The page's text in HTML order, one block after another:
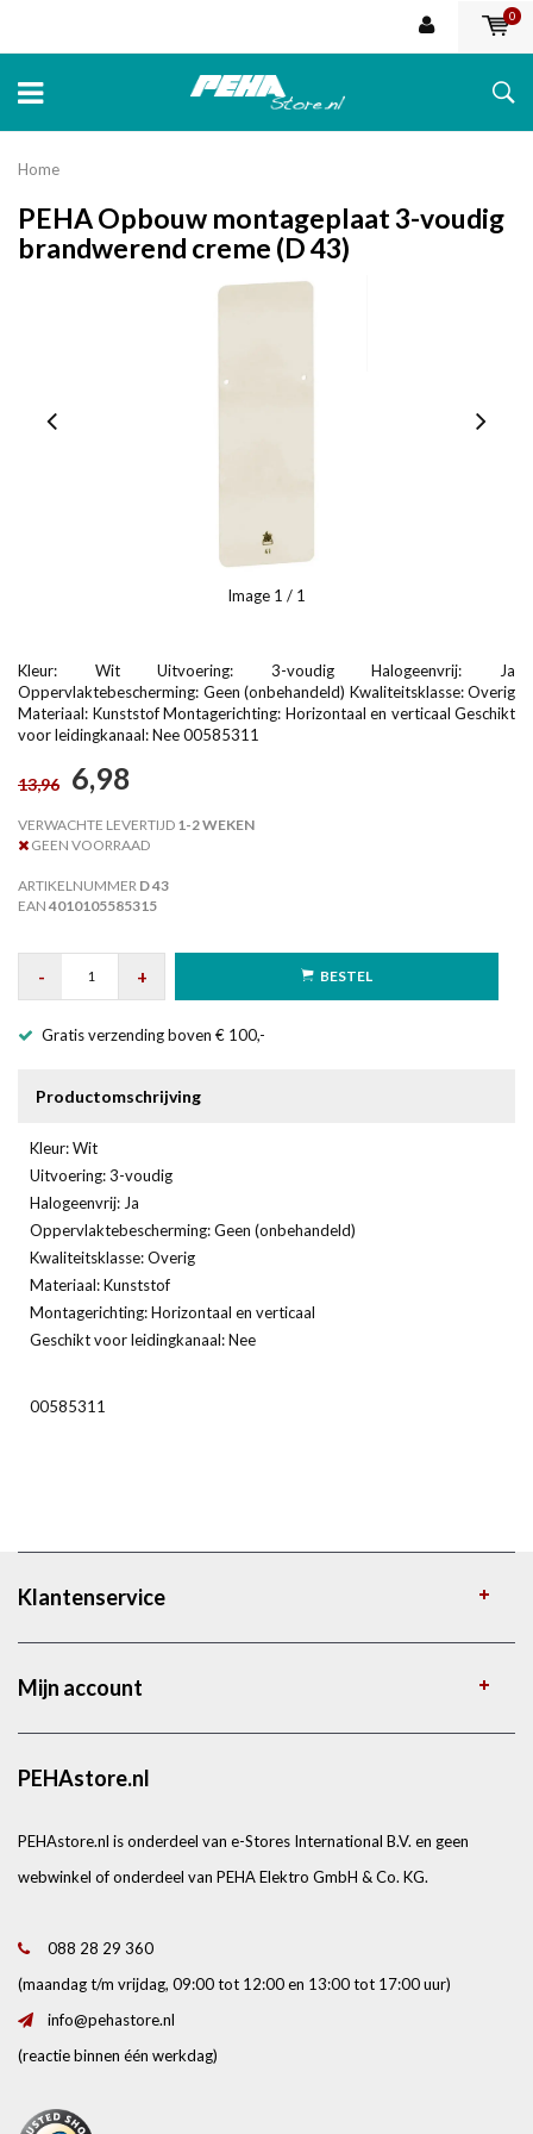
0
Home
PEHA Opbouw montageplaat 3-voudig
brandwerend creme (D 43)
Image 1 / 1
Kleur: Wit Uitvoering: 3-voudig Halogeenvrij: Ja
Oppervlaktebescherming: Geen (onbehandeld) Kwaliteitsklasse: Overig
Materiaal: Kunststof Montagerichting: Horizontaal en verticaal Geschikt
voor leidingkanaal: Nee 00585311
13,96 6,98
VERWACHTE LEVERTIJD 1-2 WEKEN
GEEN VOORRAAD
ARTIKELNUMMER D 43
EAN 4010105585315
- + BESTEL
Gratis verzending boven € 100,-
Productomschrijving
Kleur: Wit
Uitvoering: 3-voudig
Halogeenvrij: Ja
Oppervlaktebescherming: Geen (onbehandeld)
Kwaliteitsklasse: Overig
Materiaal: Kunststof
Montagerichting: Horizontaal en verticaal
Geschikt voor leidingkanaal: Nee
00585311
Klantenservice
Mijn account
PEHAstore.nl
PEHAstore.nl is onderdeel van e-Stores International B.V. en geen
webwinkel of onderdeel van PEHA Elektro GmbH & Co. KG.
088 28 29 360
(maandag t/m vrijdag, 09:00 tot 12:00 en 13:00 tot 17:00 uur)
info@pehastore.nl
(reactie binnen één werkdag)